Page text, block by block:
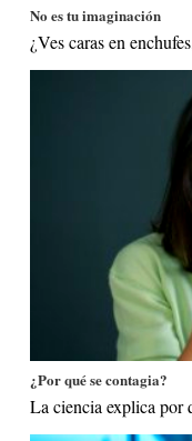
No es tu imaginación
¿Ves caras en
¿Por qué se contagia?
La ciencia explica por